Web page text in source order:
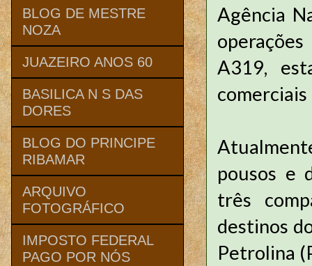
Agência
A319,
pousos e
três
destinos
Petrolina
BLOG DE MESTRE
NOZA
JUAZEIRO ANOS 60
BASILICA N S DAS
DORES
BLOG DO PRINCIPE
RIBAMAR
ARQUIVO
FOTOGRÁFICO
IMPOSTO FEDERAL
PAGO POR NÓS